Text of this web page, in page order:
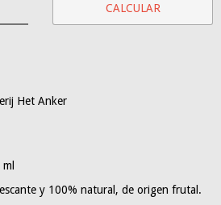
CALCULAR
Het Anker
y 100% natural, de origen frutal.